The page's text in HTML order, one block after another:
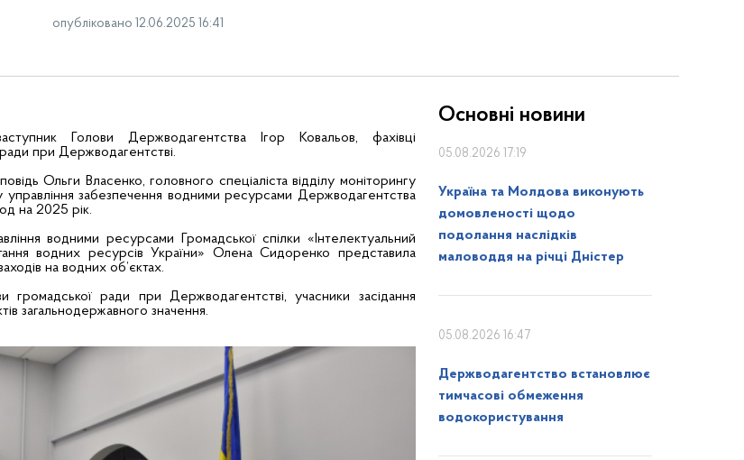
опубліковано 12.06.2025 16:41
Голови Держводагентства Ігор Ковальов, фахівці
при Держводагентстві.
Ольги Власенко, головного спеціаліста відділу моніторингу
управління забезпечення водними ресурсами Держводагентства
на 2025 рік.
водними ресурсами Громадської спілки «Інтелектуальний
водних ресурсів України» Олена Сидоренко представила
на водних об’єктах.
громадської ради при Держводагентстві, учасники засідання
загальнодержавного значення.
Основні новини
05.08.2026 17:19
Україна та Молдова виконують
домовленості щодо
подолання наслідків
маловоддя на річці Дністер
05.08.2026 16:47
Держводагентство встановлює
тимчасові обмеження
водокористування